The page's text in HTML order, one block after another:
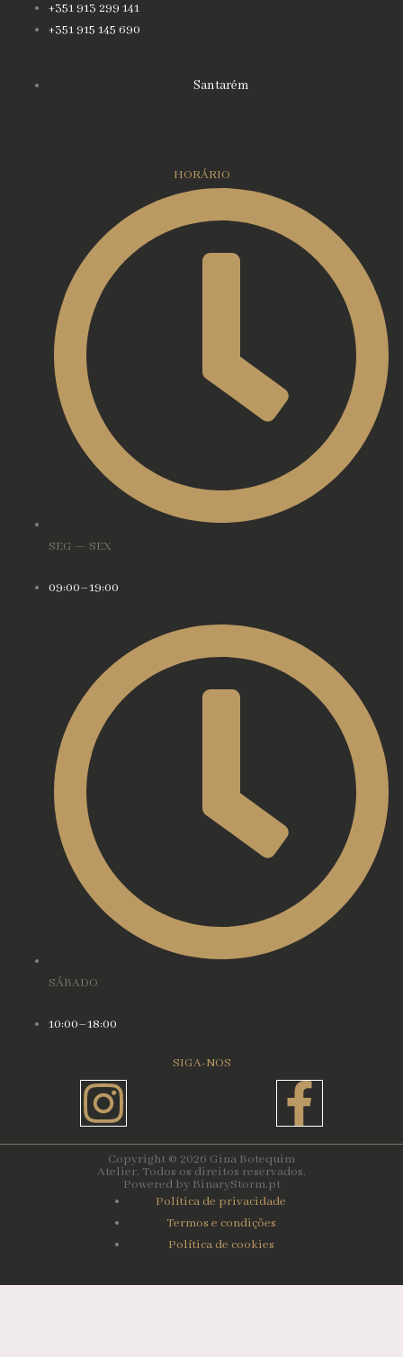
+351 913 299 141
+351 915 145 690
Santarém
HORÁRIO
SEG — SEX
09:00–19:00
SÁBADO
10:00–18:00
SIGA-NOS
Instagram
f
Copyright © 2026 Gina Botequim
Atelier. Todos os direitos reservados.
Powered by BinaryStorm.pt
Política de privacidade
Termos e condições
Política de cookies